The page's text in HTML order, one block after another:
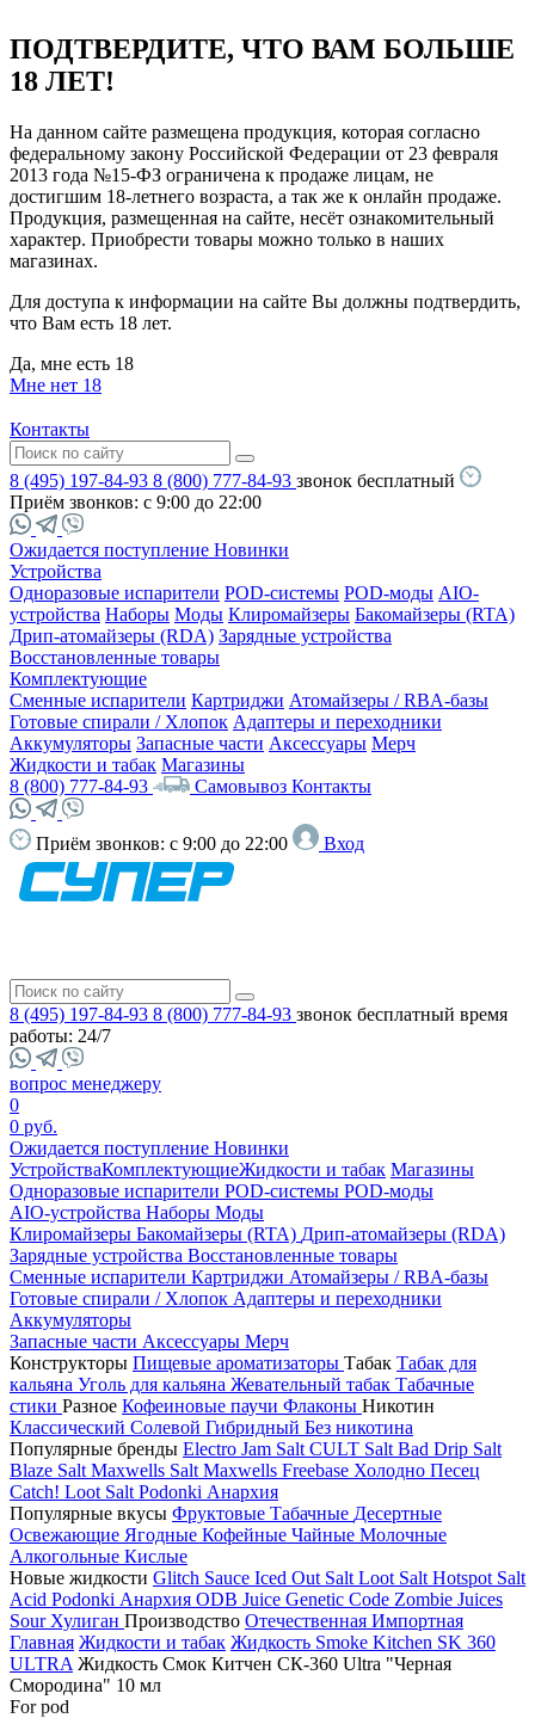
ПОДТВЕРДИТЕ, ЧТО ВАМ БОЛЬШЕ
18 ЛЕТ!
На данном сайте размещена продукция, которая согласно
федеральному закону Российской Федерации от 23 февраля
2013 года №15-ФЗ ограничена к продаже лицам, не
достигшим 18-летнего возраста, а так же к онлайн продаже.
Продукция, размещенная на сайте, несёт ознакомительный
характер. Приобрести товары можно только в наших
магазинах.
Для доступа к информации на сайте Вы должны подтвердить,
что Вам есть 18 лет.
Да, мне есть 18
Мне нет 18
Контакты
8 (495) 197-84-93 8 (800) 777-84-93 звонок бесплатный
Приём звонков: с 9:00 до 22:00
Ожидается поступление Новинки
Устройства
Одноразовые испарители POD-системы POD-моды AIO-
устройства Наборы Моды Клиромайзеры Бакомайзеры (RTA)
Дрип-атомайзеры (RDA) Зарядные устройства
Восстановленные товары
Комплектующие
Сменные испарители Картриджи Атомайзеры / RBA-базы
Готовые спирали / Хлопок Адаптеры и переходники
Аккумуляторы Запасные части Аксессуары Мерч
Жидкости и табак Магазины
8 (800) 777-84-93
Самовывоз Контакты
Приём звонков: с 9:00 до 22:00 Вход
8 (495) 197-84-93 8 (800) 777-84-93 звонок бесплатный время
работы: 24/7
вопрос менеджеру
0
0 руб.
Ожидается поступление Новинки
УстройстваКомплектующиеЖидкости и табак Магазины
Одноразовые испарители POD-системы POD-моды
AIO-устройства Наборы Моды
Клиромайзеры Бакомайзеры (RTA) Дрип-атомайзеры (RDA)
Зарядные устройства Восстановленные товары
Сменные испарители Картриджи Атомайзеры / RBA-базы
Готовые спирали / Хлопок Адаптеры и переходники
Аккумуляторы
Запасные части Аксессуары Мерч
Конструкторы Пищевые ароматизаторы Табак Табак для
кальяна Уголь для кальяна Жевательный табак Табачные
стики Разное Кофеиновые паучи Флаконы Никотин
Классический Солевой Гибридный Без никотина
Популярные бренды Electro Jam Salt CULT Salt Bad Drip Salt
Blaze Salt Maxwells Salt Maxwells Freebase Холодно Песец
Catch! Loot Salt Podonki Анархия
Популярные вкусы Фруктовые Табачные Десертные
Освежающие Ягодные Кофейные Чайные Молочные
Алкогольные Кислые
Новые жидкости Glitch Sauce Iced Out Salt Loot Salt Hotspot Salt
Acid Podonki Анархия ODB Juice Genetic Code Zombie Juices
Sour Хулиган Производство Отечественная Импортная
Главная Жидкости и табак Жидкость Smoke Kitchen SK 360
ULTRA Жидкость Смок Китчен СК-360 Ultra "Черная
Смородина" 10 мл
For pod